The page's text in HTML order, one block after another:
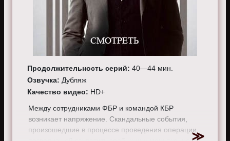
Продолжительность серий: 40—44 мин.
Озвучка: Дубляж
Качество видео: HD+
Между сотрудниками ФБР и командой КБР
возникает напряжение. Скандальные события,
произошедшие в процессе проведения операции